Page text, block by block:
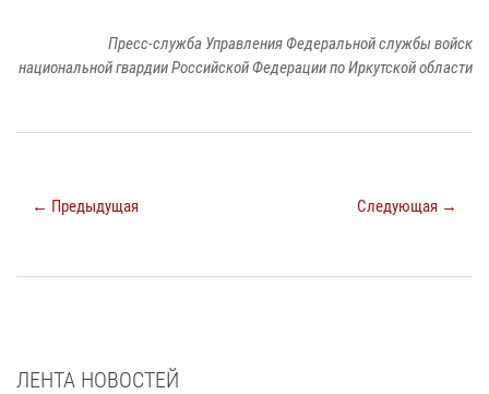
Пресс-служба Управления Федеральной службы войск
национальной гвардии Российской Федерации по Иркутской области
← Предыдущая Следующая →
ЛЕНТА НОВОСТЕЙ